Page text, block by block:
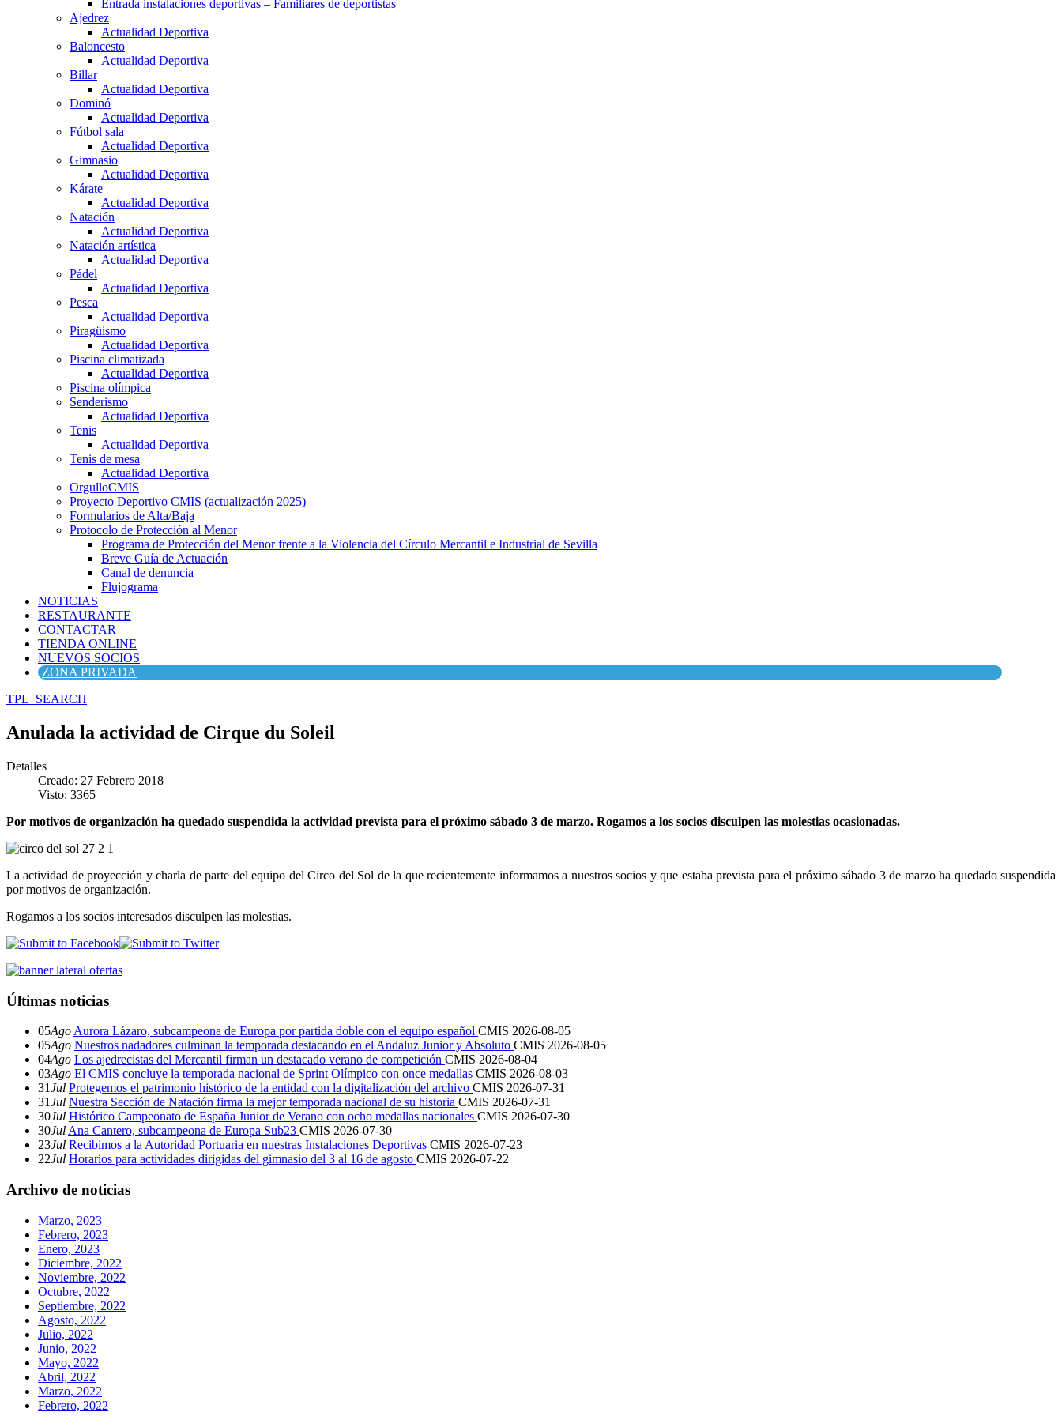
Entrada instalaciones deportivas – Familiares de deportistas
Ajedrez
Actualidad Deportiva
Baloncesto
Actualidad Deportiva
Billar
Actualidad Deportiva
Dominó
Actualidad Deportiva
Fútbol sala
Actualidad Deportiva
Gimnasio
Actualidad Deportiva
Kárate
Actualidad Deportiva
Natación
Actualidad Deportiva
Natación artística
Actualidad Deportiva
Pádel
Actualidad Deportiva
Pesca
Actualidad Deportiva
Piragüismo
Actualidad Deportiva
Piscina climatizada
Actualidad Deportiva
Piscina olímpica
Senderismo
Actualidad Deportiva
Tenis
Actualidad Deportiva
Tenis de mesa
Actualidad Deportiva
OrgulloCMIS
Proyecto Deportivo CMIS (actualización 2025)
Formularios de Alta/Baja
Protocolo de Protección al Menor
Programa de Protección del Menor frente a la Violencia del Círculo Mercantil e Industrial de Sevilla
Breve Guía de Actuación
Canal de denuncia
Flujograma
NOTICIAS
RESTAURANTE
CONTACTAR
TIENDA ONLINE
NUEVOS SOCIOS
ZONA PRIVADA
TPL_SEARCH
Anulada la actividad de Cirque du Soleil
Detalles
Creado: 27 Febrero 2018
Visto: 3365
Por motivos de organización ha quedado suspendida la actividad prevista para el próximo sábado 3 de marzo. Rogamos a los socios disculpen las molestias ocasionadas.
La actividad de proyección y charla de parte del equipo del Circo del Sol de la que recientemente informamos a nuestros socios y que estaba prevista para el próximo sábado 3 de marzo ha quedado suspendida
por motivos de organización.
Rogamos a los socios interesados disculpen las molestias.
Últimas noticias
05Ago Aurora Lázaro, subcampeona de Europa por partida doble con el equipo español CMIS 2026-08-05
05Ago Nuestros nadadores culminan la temporada destacando en el Andaluz Junior y Absoluto CMIS 2026-08-05
04Ago Los ajedrecistas del Mercantil firman un destacado verano de competición CMIS 2026-08-04
03Ago El CMIS concluye la temporada nacional de Sprint Olímpico con once medallas CMIS 2026-08-03
31Jul Protegemos el patrimonio histórico de la entidad con la digitalización del archivo CMIS 2026-07-31
31Jul Nuestra Sección de Natación firma la mejor temporada nacional de su historia CMIS 2026-07-31
30Jul Histórico Campeonato de España Junior de Verano con ocho medallas nacionales CMIS 2026-07-30
30Jul Ana Cantero, subcampeona de Europa Sub23 CMIS 2026-07-30
23Jul Recibimos a la Autoridad Portuaria en nuestras Instalaciones Deportivas CMIS 2026-07-23
22Jul Horarios para actividades dirigidas del gimnasio del 3 al 16 de agosto CMIS 2026-07-22
Archivo de noticias
Marzo, 2023
Febrero, 2023
Enero, 2023
Diciembre, 2022
Noviembre, 2022
Octubre, 2022
Septiembre, 2022
Agosto, 2022
Julio, 2022
Junio, 2022
Mayo, 2022
Abril, 2022
Marzo, 2022
Febrero, 2022